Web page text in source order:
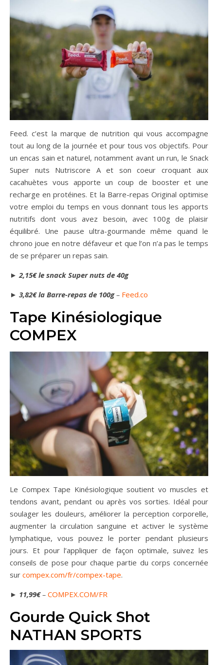
Feed. c’est la marque de nutrition qui vous accompagne
tout au long de la journée et pour tous vos objectifs. Pour
un encas sain et naturel, notamment avant un run, le Snack
Super nuts Nutriscore A et son coeur croquant aux
cacahuètes vous apporte un coup de booster et une
recharge en protéines. Et la Barre-repas Original optimise
votre emploi du temps en vous donnant tous les apports
nutritifs dont vous avez besoin, avec 100g de plaisir
équilibré. Une pause ultra-gourmande même quand le
chrono joue en notre défaveur et que l’on n’a pas le temps
de se préparer un repas sain.
►2,15€ le snack Super nuts de 40g
► 3,82€ la Barre-repas de 100g– Feed.co
Tape Kinésiologique
COMPEX
Le Compex Tape Kinésiologique soutient vo muscles et
tendons avant, pendant ou après vos sorties. Idéal pour
soulager les douleurs, améliorer la perception corporelle,
augmenter la circulation sanguine et activer le système
lymphatique, vous pouvez le porter pendant plusieurs
jours. Et pour l’appliquer de façon optimale, suivez les
conseils de pose pour chaque partie du corps concernée
sur compex.com/fr/compex-tape.
► 11,99€– COMPEX.COM/FR
Gourde Quick Shot
NATHAN SPORTS